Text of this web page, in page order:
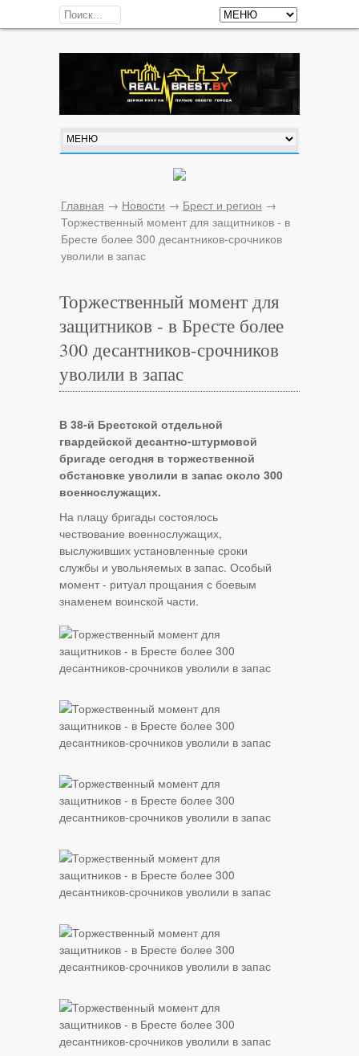
Главная → Новости → Брест и регион →
Торжественный момент для защитников - в
Бресте более 300 десантников-срочников
уволили в запас
Торжественный момент для
защитников - в Бресте более
300 десантников-срочников
уволили в запас
В 38-й Брестской отдельной
гвардейской десантно-штурмовой
бригаде сегодня в торжественной
обстановке уволили в запас около 300
военнослужащих.
На плацу бригады состоялось
чествование военнослужащих,
выслуживших установленные сроки
службы и увольняемых в запас. Особый
момент - ритуал прощания с боевым
знаменем воинской части.